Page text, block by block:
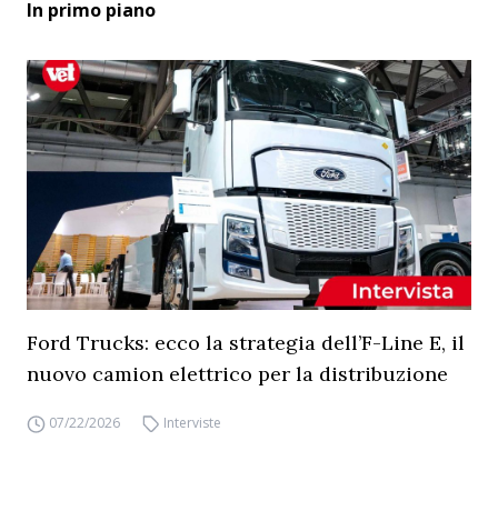
In primo piano
Ford Trucks: ecco la strategia dell’F-Line E, il
nuovo camion elettrico per la distribuzione
07/22/2026 Interviste